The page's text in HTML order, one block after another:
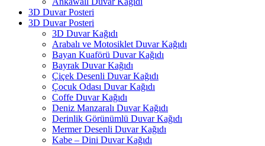
3D Duvar Posteri
3D Duvar Posteri
3D Duvar Kağıdı
Arabalı ve Motosiklet Duvar Kağıdı
Bayan Kuaförü Duvar Kağıdı
Bayrak Duvar Kağıdı
Çiçek Desenli Duvar Kağıdı
Çocuk Odası Duvar Kağıdı
Coffe Duvar Kağıdı
Deniz Manzaralı Duvar Kağıdı
Derinlik Görünümlü Duvar Kağıdı
Mermer Desenli Duvar Kağıdı
Kabe – Dini Duvar Kağıdı